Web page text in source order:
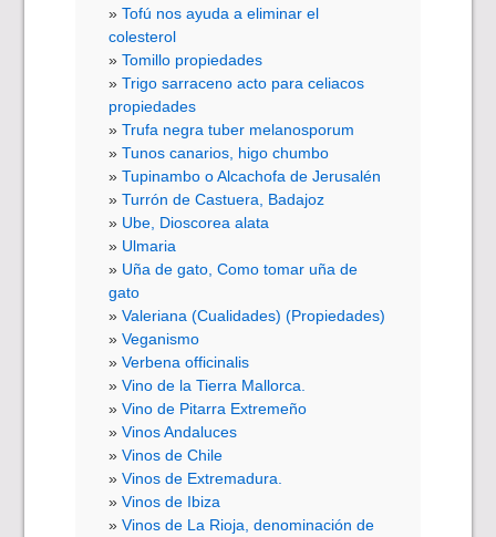
Tofú nos ayuda a eliminar el
colesterol
Tomillo propiedades
Trigo sarraceno acto para celiacos
propiedades
Trufa negra tuber melanosporum
Tunos canarios, higo chumbo
Tupinambo o Alcachofa de Jerusalén
Turrón de Castuera, Badajoz
Ube, Dioscorea alata
Ulmaria
Uña de gato, Como tomar uña de
gato
Valeriana (Cualidades) (Propiedades)
Veganismo
Verbena officinalis
Vino de la Tierra Mallorca.
Vino de Pitarra Extremeño
Vinos Andaluces
Vinos de Chile
Vinos de Extremadura.
Vinos de Ibiza
Vinos de La Rioja, denominación de